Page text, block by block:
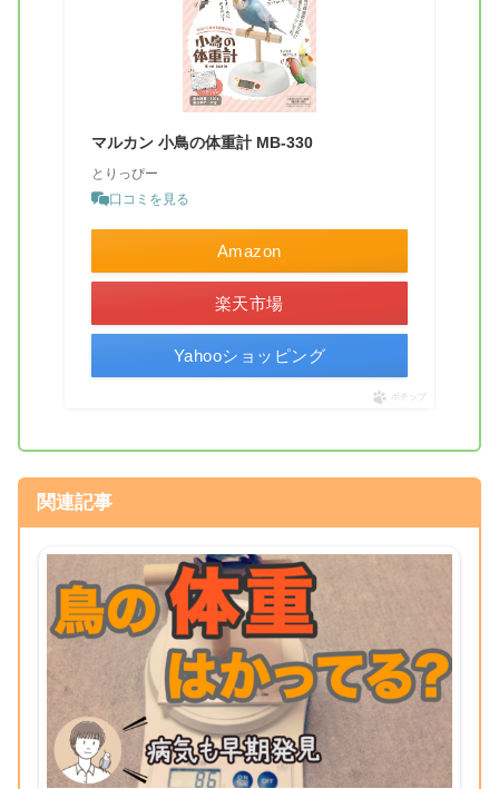
マルカン 小鳥の体重計 MB-330
とりっぴー
口コミを見る
Amazon
楽天市場
Yahooショッピング
ポチップ
関連記事